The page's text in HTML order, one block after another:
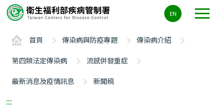
要
ALT+C
EN
首頁 傳染病與防疫專題
傳染病介紹
第四類法定傳染病
流感併發重症
最新消息及疫情訊息
新聞稿
:::